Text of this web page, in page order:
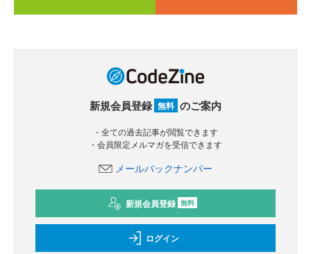
新規会員登録 無料 のご案内
・全ての過去記事が閲覧できます
・会員限定メルマガを受信できます
メールバックナンバー
新規会員登録 無料
ログイン